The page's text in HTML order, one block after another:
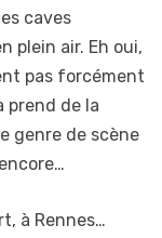
caves
plein air. Eh oui,
pas forcément
prend de la
genre de scène
à Rennes…